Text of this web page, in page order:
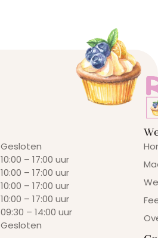
Gesloten
10:00 – 17:00 uur
10:00 – 17:00 uur
10:00 – 17:00 uur
10:00 – 17:00 uur
09:30 – 14:00 uur
Gesloten